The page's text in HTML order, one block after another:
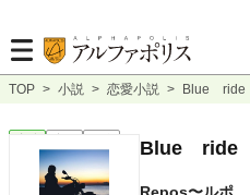
TOP > 小説 > 恋愛小説 > Blue ride
Blue ride